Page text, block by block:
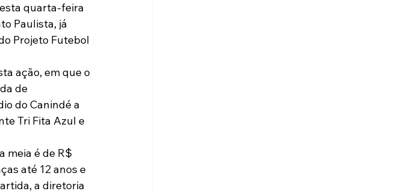
Sócio-Torcedor
quarta-feira
Paulista, já
Projeto Futebol
ação, em que o
de
do Canindé a
Tri Fita Azul e
meia é de R$
até 12 anos e
a diretoria